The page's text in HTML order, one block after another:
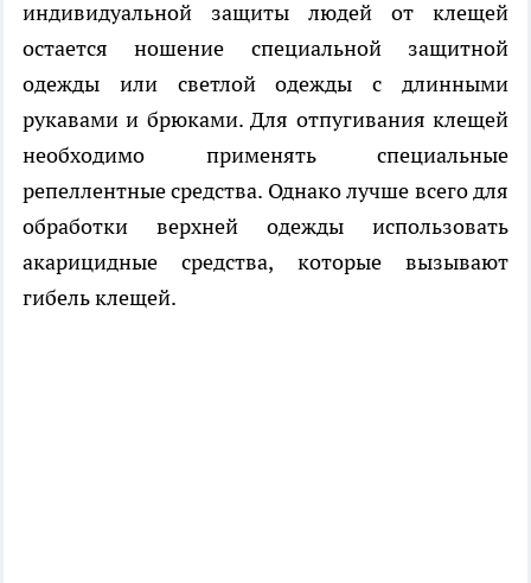
индивидуальной защиты людей от клещей
остается ношение специальной защитной
одежды или светлой одежды с длинными
рукавами и брюками. Для отпугивания клещей
необходимо применять специальные
репеллентные средства. Однако лучше всего для
обработки верхней одежды использовать
акарицидные средства, которые вызывают
гибель клещей.